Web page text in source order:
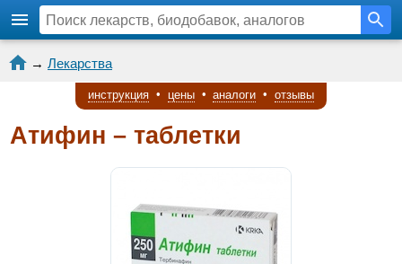
→ Лекарства
инструкция • цены • аналоги • отзывы
Атифин – таблетки